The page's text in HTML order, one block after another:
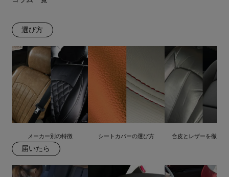
選び方
メーカー別の特徴 シートカバーの選び方 合皮とレザーを徹底比
届いたら